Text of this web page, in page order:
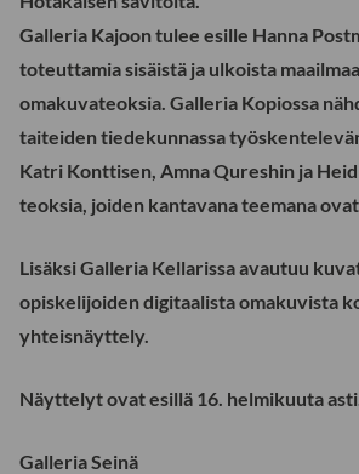
Galleria Kajoon tulee esille Hanna
toteuttamia sisäistä ja ulkoista
omakuvateoksia. Galleria Kopiossa
taiteiden tiedekunnassa
Katri Konttisen, Amna Qureshin ja
teoksia, joiden kantavana teemana
Lisäksi Galleria Kellarissa avautuu
opiskelijoiden digitaalista omakuvista
yhteisnäyttely.
Näyttelyt ovat esillä 16. helmikuuta asti.
Galleria Seinä